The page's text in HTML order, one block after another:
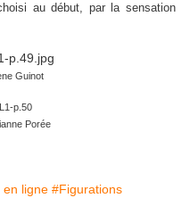
au début, par la sensation
Guinot
Porée
en ligne #Figurations